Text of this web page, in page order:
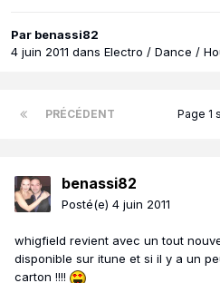
Par benassi82
4 juin 2011 dans Electro / Dance /
PRÉCÉDENT Page 1
benassi82
Posté(e) 4 juin 2011
whigfield revient avec un tout
disponible sur itune et si il y a un
carton !!!!